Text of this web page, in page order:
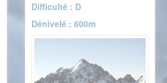
Difficulté : D
Dénivelé : 600m